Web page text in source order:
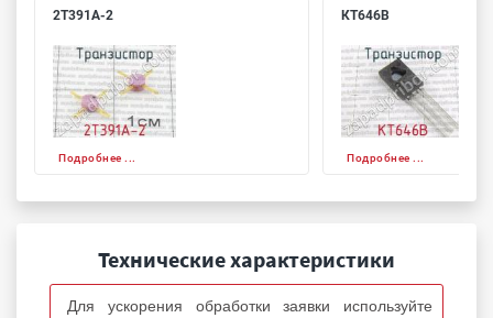
2Т391А-2
Подробнее ...
КТ646В
Подробнее ...
Технические характеристики
Для ускорения обработки заявки используйте